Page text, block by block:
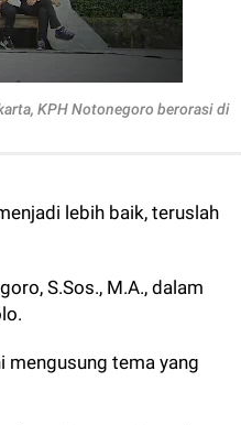
KPH Notonegoro berorasi di
lebih baik, teruslah
S.Sos., M.A., dalam
mengusung tema yang